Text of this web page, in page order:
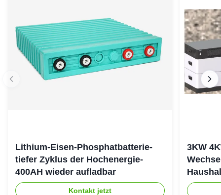
Lithium-Eisen-Phosphatbatterie-
tiefer Zyklus der Hochenergie-
400AH wieder aufladbar
Kontakt jetzt
3KW